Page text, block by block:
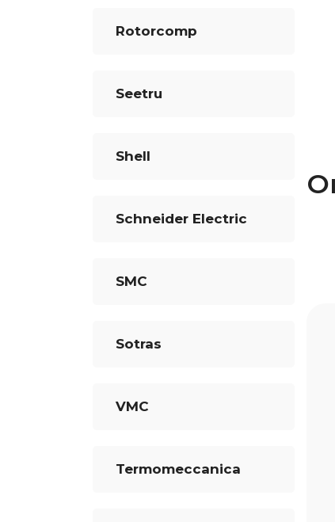
Rotorcomp
Seetru
Shell
Schneider Electric
SMC
Sotras
VMC
Termomeccanica